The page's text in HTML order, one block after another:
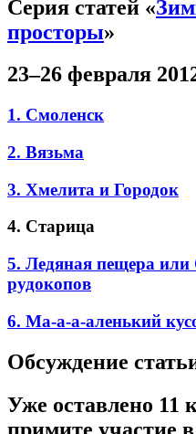
Серия статей «
просторы»
23–26 февраля
1. Смоленск
2. Вязьма
3. Хмелита и Городок
4. Старица
5. Ледяная пещера
рудокопов
6. Ма-а-а-аленький
Обсуждение
Уже оставлено 11
примите участие